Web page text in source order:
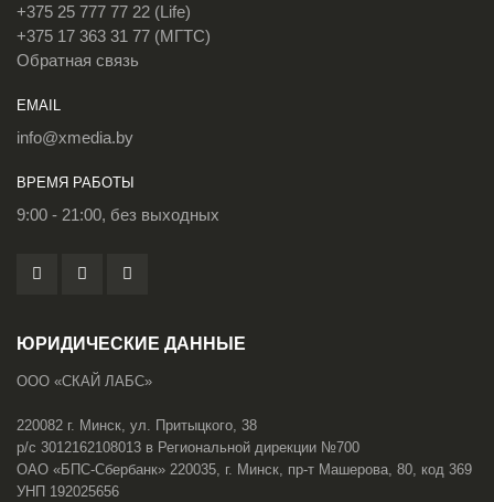
+375 25 777 77 22 (Life)
+375 17 363 31 77 (МГТС)
Обратная связь
EMAIL
info@xmedia.by
ВРЕМЯ РАБОТЫ
9:00 - 21:00, без выходных
ЮРИДИЧЕСКИЕ ДАННЫЕ
ООО «СКАЙ ЛАБС»
220082 г. Минск, ул. Притыцкого, 38
р/с 3012162108013 в Региональной дирекции №700
ОАО «БПС-Сбербанк» 220035, г. Минск, пр-т Машерова, 80, код 369
УНП 192025656